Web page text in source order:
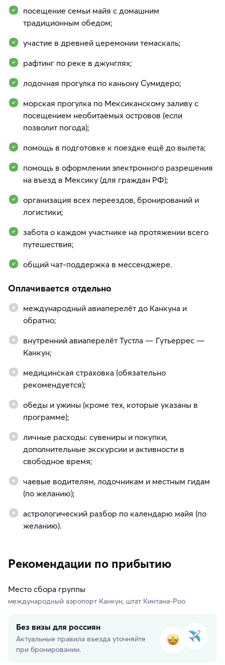
посещение семьи майя с домашним
традиционным обедом;
участие в древней церемонии темаскаль;
рафтинг по реке в джунглях;
лодочная прогулка по каньону Сумидеро;
морская прогулка по Мексиканскому заливу с
посещением необитаемых островов (если
позволит погода);
помощь в подготовке к поездке ещё до вылета;
помощь в оформлении электронного разрешения
на въезд в Мексику (для граждан РФ);
организация всех переездов, бронирований и
логистики;
забота о каждом участнике на протяжении всего
путешествия;
общий чат-поддержка в мессенджере.
Оплачивается отдельно
международный авиаперелёт до Канкуна и
обратно;
внутренний авиаперелёт Тустла — Гутьеррес —
Канкун;
медицинская страховка (обязательно
рекомендуется);
обеды и ужины (кроме тех, которые указаны в
программе);
личные расходы: сувениры и покупки,
дополнительные экскурсии и активности в
свободное время;
чаевые водителям, лодочникам и местным гидам
(по желанию);
астрологический разбор по календарю майя (по
желанию).
Рекомендации по прибытию
Место сбора группы
международный аэропорт Канкун, штат Кинтана-Роо
Без визы для россиян
Актуальные правила въезда уточняйте
при бронировании.